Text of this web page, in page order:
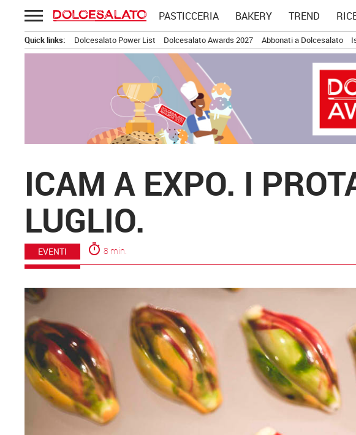
Passa
al
contenuto
PASTICCERIA BAKERY TREND
Quick links: Dolcesalato Power List Dolcesalato Awards 2027 Abbonati a Dolcesalato
ICAM A EXPO. I
LUGLIO.
EVENTI timer 8 min.